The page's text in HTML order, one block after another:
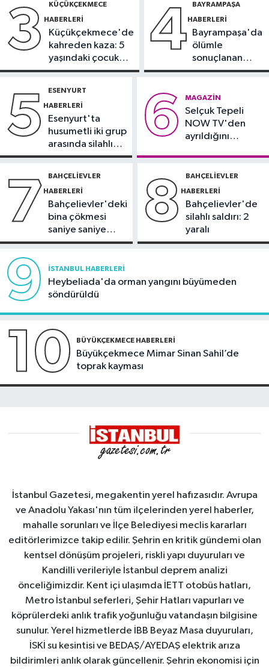
21:17
demeyin, önlemini alın
yaklaşık 30 bin taraftar önünde imza
attı
3 KÜÇÜKÇEKMECE
HABERLERI
Küçükçekmece'de
kahreden kaza: 5
yaşındaki çocuk
yoğun bakımda
4 BAYRAMPAŞA
HABERLERI
Bayrampaşa'da
ölümle
sonuçlanan
kaza: Sürücü
5 ESENYURT
HABERLERI
Esenyurt'ta
husumetli iki grup
arasında silahlı
kavga
6 MAGAZIN
Selçuk Tepeli
NOW TV'den
ayrıldığını
7 BAHÇELIEVLER
HABERLERI
Bahçelievler'deki
bina çökmesi
saniye saniye
görüntülendi
8 BAHÇELIEVLER
HABERLERI
Bahçelievler'de
silahlı saldırı: 2
yaralı
9 İSTANBUL HABERLERI
Heybeliada'da orman yangını büyümeden
söndürüldü
10 BÜYÜKÇEKMECE HABERLERI
Büyükçekmece Mimar Sinan Sahil’de
toprak kayması
İstanbul Gazetesi, megakentin yerel hafızasıdır. Avrupa
ve Anadolu Yakası'nın tüm ilçelerinden yerel haberler,
mahalle sorunları ve İlçe Belediyesi meclis kararları
editörlerimizce takip edilir. Şehrin en kritik gündemi olan
kentsel dönüşüm projeleri, riskli yapı duyuruları ve
Kandilli verileriyle İstanbul deprem analizi
önceliğimizdir. Kent içi ulaşımda İETT otobüs hatları,
Metro İstanbul seferleri, Şehir Hatları vapurları ve
köprülerdeki anlık trafik yoğunluğu vatandaşın bilgisine
sunulur. Yerel hizmetlerde İBB Beyaz Masa duyuruları,
İSKİ su kesintisi ve BEDAŞ/AYEDAŞ elektrik arıza
bildirimleri anlık olarak güncellenir. Şehrin ekonomisi için